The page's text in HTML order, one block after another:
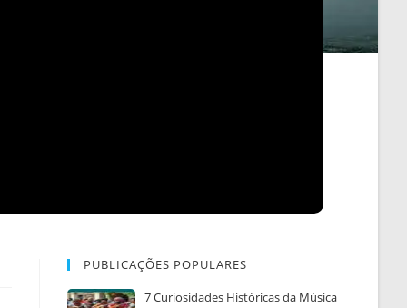
PUBLICAÇÕES POPULARES
7 Curiosidades Históricas da Música